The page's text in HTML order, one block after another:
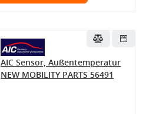
AIC Sensor, Außentemperatur
NEW MOBILITY PARTS 56491